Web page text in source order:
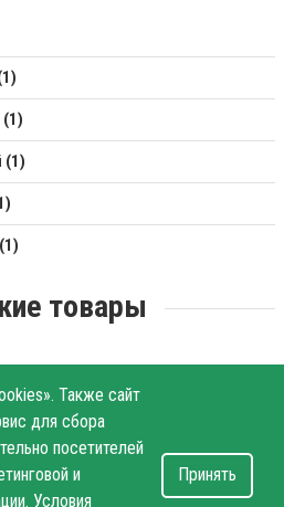
(1)
товары
Также сайт
для сбора
посетителей
и
Условия
Принять